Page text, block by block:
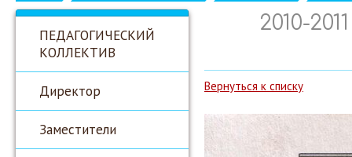
ПЕДАГОГИЧЕСКИЙ
КОЛЛЕКТИВ
Директор
Заместители
2010-
Вернуться к списку